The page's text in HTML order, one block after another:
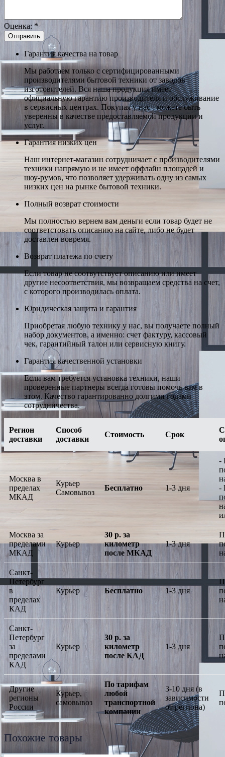
Оценка: *
Гарантия качества на товар
Мы работаем только с сертифицированными
производителями бытовой техники от заводов
изготовителей. Вся наша продукция имеет
официальную гарантию производителя и обслуживание
в сервисных центрах. Покупая у нас - можете быть
уверенны в качестве предоставляемой продукции и
услуг.
Гарантия низких цен
Наш интернет-магазин сотрудничает с производителями
техники напрямую и не имеет оффлайн площадей и
шоу-румов, что позволяет удерживать одну из самых
низких цен на рынке бытовой техники.
Полный возврат стоимости
Мы полностью вернем вам деньги если товар будет не
соответстовать описанию на сайте, либо не будет
доставлен вовремя.
Возврат платежа по счету
Если товар не соотвутствует описанию или имеет
другие несоответствия, мы возвращаем средства на счет,
с которого производилась оплата.
Юридическая защита и гарантия
Приобретая любую технику у нас, вы получаете полный
набор документов, а именно: счет фактуру, кассовый
чек, гарантийный талон или сервисную книгу.
Гарантия качественной установки
Если вам требуется установка техники, наши
проверенные партнеры всегда готовы помочь вам в
этом. Качество гарантированно долгими годами
сотрудничества.
Регион
доставки
Способ
доставки
Стоимость Срок
Москва в
пределах
МКАД
Курьер
Самовывоз
Бесплатно 1-3 дня
-
-
Москва за
пределами
МКАД
Курьер
30 р. за
километр
после МКАД
1-3 дня
Санкт-
Петербург
в
пределах
КАД
Курьер Бесплатно 1-3 дня
Санкт-
Петербург
за
пределами
КАД
Курьер
30 р. за
километр
после КАД
1-3 дня
Другие
регионы
России
Курьер,
самовывоз
По тарифам
любой
транспортной
компании
3-10 дня (в
зависимости
от региона)
Похожие товары